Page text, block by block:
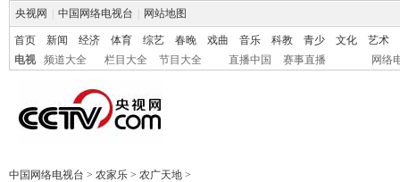
央视网 中国网络电视台 网站地图
首页 新闻 经济 体育 综艺 春晚 戏曲 音乐 科教 青少 文化
艺术
电视
频道大全 栏目大全 节目大全 直播中国 赛事直播 网络
中国网络电视台 > 农家乐 > 农广天地 >